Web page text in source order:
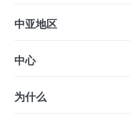
中亚地区
中心
为什么